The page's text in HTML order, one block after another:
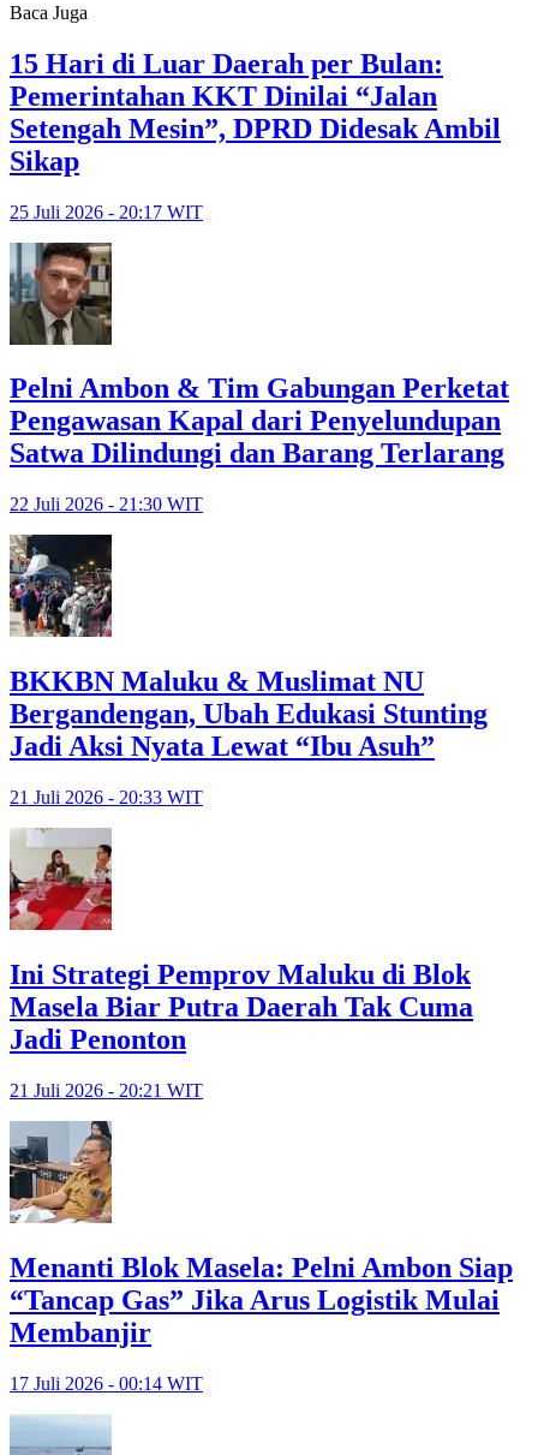
Baca Juga
15 Hari di Luar Daerah per Bulan:
Pemerintahan KKT Dinilai “Jalan
Setengah Mesin”, DPRD Didesak Ambil
Sikap
25 Juli 2026 - 20:17 WIT
Pelni Ambon & Tim Gabungan Perketat
Pengawasan Kapal dari Penyelundupan
Satwa Dilindungi dan Barang Terlarang
22 Juli 2026 - 21:30 WIT
BKKBN Maluku & Muslimat NU
Bergandengan, Ubah Edukasi Stunting
Jadi Aksi Nyata Lewat “Ibu Asuh”
21 Juli 2026 - 20:33 WIT
Ini Strategi Pemprov Maluku di Blok
Masela Biar Putra Daerah Tak Cuma
Jadi Penonton
21 Juli 2026 - 20:21 WIT
Menanti Blok Masela: Pelni Ambon Siap
“Tancap Gas” Jika Arus Logistik Mulai
Membanjir
17 Juli 2026 - 00:14 WIT